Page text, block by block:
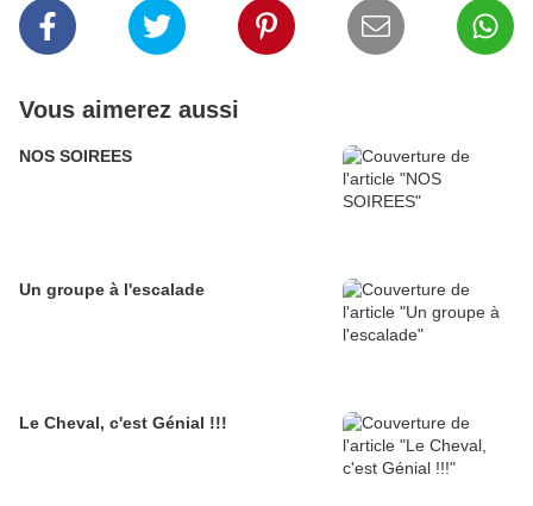
Vous aimerez aussi
NOS SOIREES
Un groupe à l'escalade
Le Cheval, c'est Génial !!!